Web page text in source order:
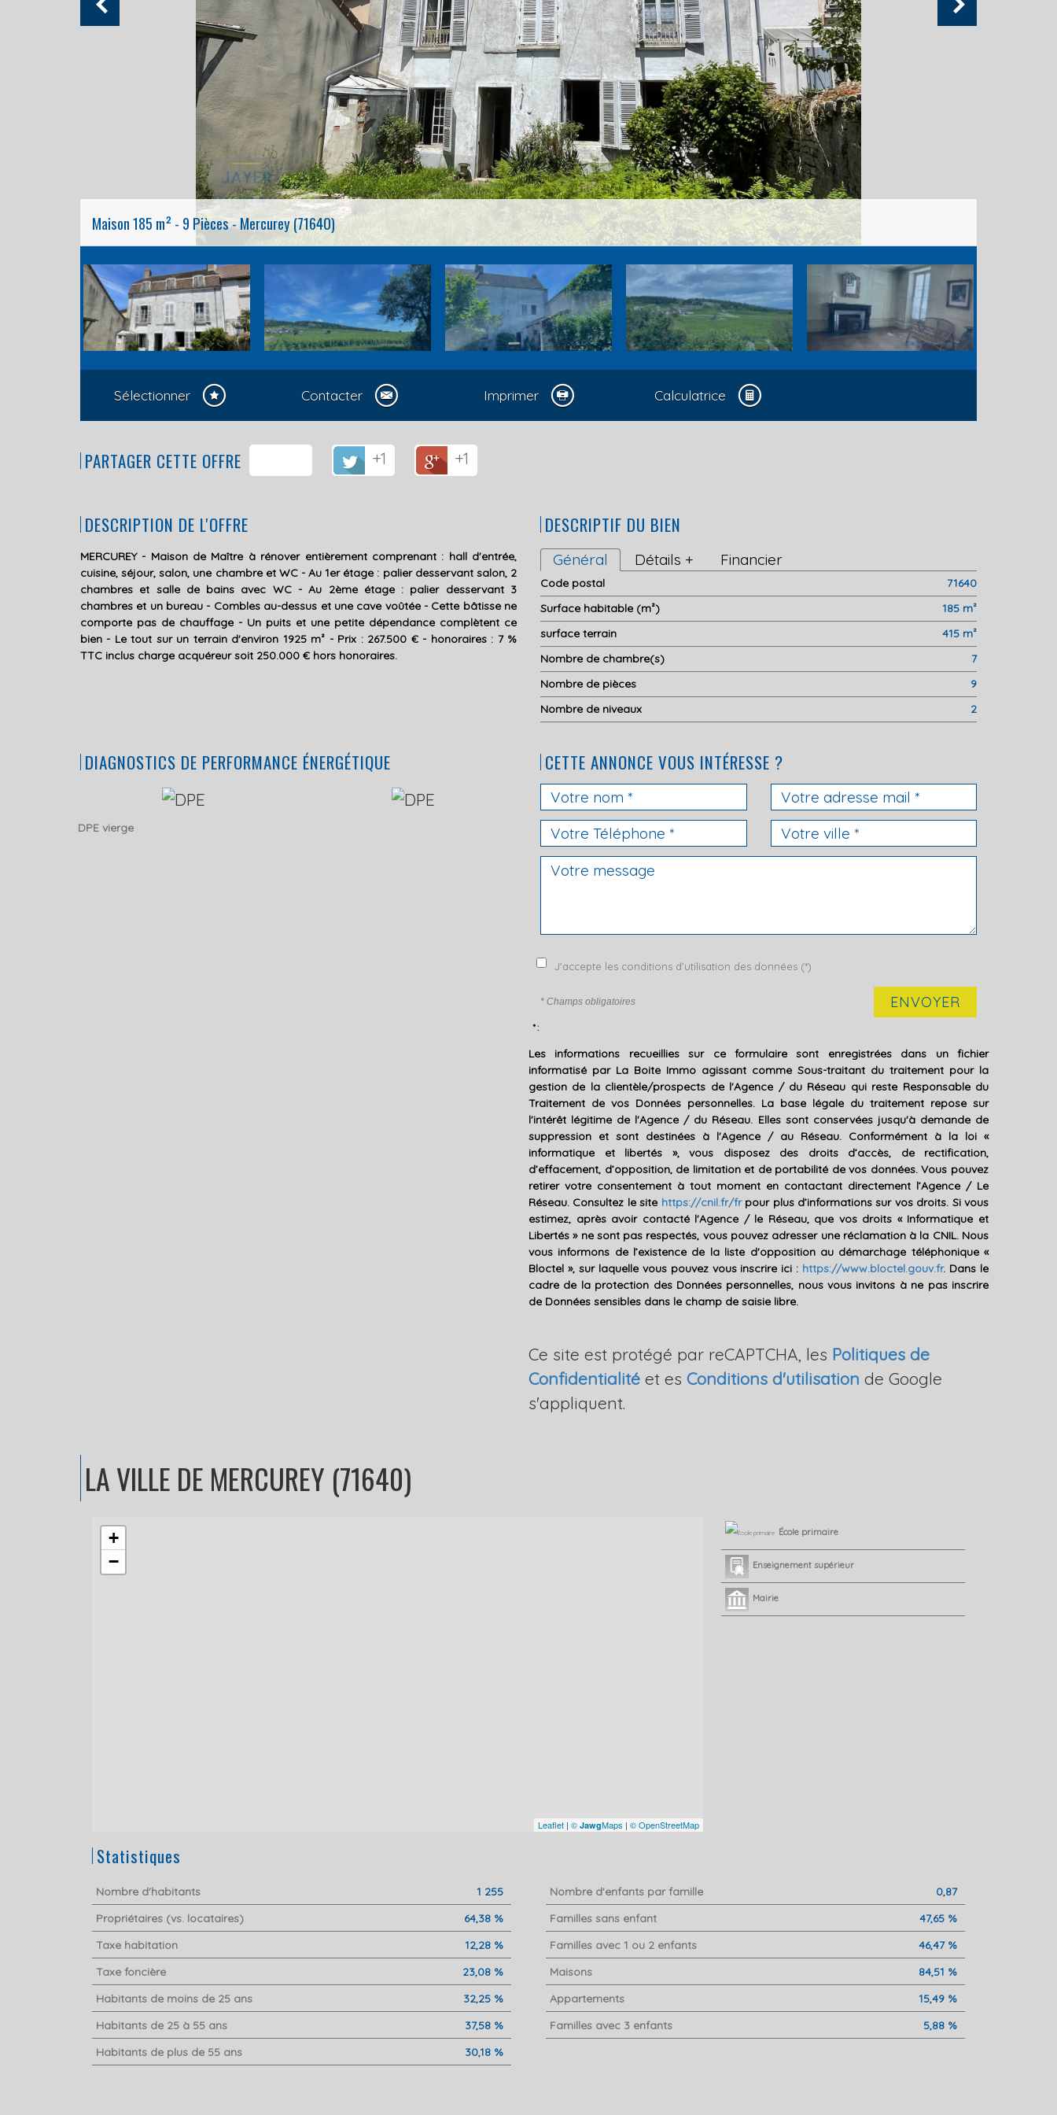
Maison 185 m² - 9 Pièces - Mercurey (71640)
Sélectionner Contacter Imprimer Calculatrice
PARTAGER CETTE OFFRE +1 +1
DESCRIPTION DE L'OFFRE
MERCUREY - Maison de Maître à rénover entièrement comprenant : hall d'entrée,
cuisine, séjour, salon, une chambre et WC - Au 1er étage : palier desservant salon, 2
chambres et salle de bains avec WC - Au 2ème étage : palier desservant 3
chambres et un bureau - Combles au-dessus et une cave voûtée - Cette bâtisse ne
comporte pas de chauffage - Un puits et une petite dépendance complètent ce
bien - Le tout sur un terrain d'environ 1925 m² - Prix : 267.500 € - honoraires : 7 %
TTC inclus charge acquéreur soit 250.000 € hors honoraires.
DESCRIPTIF DU BIEN
Général Détails + Financier
Code postal
71640
Surface habitable (m²)
185 m²
surface terrain
415 m²
Nombre de chambre(s)
7
Nombre de pièces
9
Nombre de niveaux
2
DIAGNOSTICS DE PERFORMANCE ÉNERGÉTIQUE
DPE vierge
CETTE ANNONCE VOUS INTÉRESSE ?
J'accepte les conditions d'utilisation des données (*)
* Champs obligatoires ENVOYER
* :
Les informations recueillies sur ce formulaire sont enregistrées dans un fichier
informatisé par La Boite Immo agissant comme Sous-traitant du traitement pour la
gestion de la clientèle/prospects de l'Agence / du Réseau qui reste Responsable du
Traitement de vos Données personnelles. La base légale du traitement repose sur
l'intérêt légitime de l'Agence / du Réseau. Elles sont conservées jusqu'à demande de
suppression et sont destinées à l'Agence / au Réseau. Conformément à la loi «
informatique et libertés », vous disposez des droits d’accès, de rectification,
d’effacement, d’opposition, de limitation et de portabilité de vos données. Vous pouvez
retirer votre consentement à tout moment en contactant directement l’Agence / Le
Réseau. Consultez le site https://cnil.fr/frpour plus d’informations sur vos droits. Si vous
estimez, après avoir contacté l'Agence / le Réseau, que vos droits « Informatique et
Libertés » ne sont pas respectés, vous pouvez adresser une réclamation à la CNIL. Nous
vous informons de l’existence de la liste d'opposition au démarchage téléphonique «
Bloctel », sur laquelle vous pouvez vous inscrire ici : https://www.bloctel.gouv.fr. Dans le
cadre de la protection des Données personnelles, nous vous invitons à ne pas inscrire
de Données sensibles dans le champ de saisie libre.
Ce site est protégé par reCAPTCHA, les Politiques de
Confidentialité et es Conditions d'utilisation de Google
s'appliquent.
LA VILLE DE MERCUREY (71640)
+
−
Leaflet | © JawgMaps | © OpenStreetMap
École primaire
Enseignement supérieur
Mairie
Statistiques
Nombre d'habitants
1 255
Propriétaires (vs. locataires)
64,38 %
Taxe habitation
12,28 %
Taxe foncière
23,08 %
Habitants de moins de 25 ans
32,25 %
Habitants de 25 à 55 ans
37,58 %
Habitants de plus de 55 ans
30,18 %
Nombre d'enfants par famille
0,87
Familles sans enfant
47,65 %
Familles avec 1 ou 2 enfants
46,47 %
Maisons
84,51 %
Appartements
15,49 %
Familles avec 3 enfants
5,88 %